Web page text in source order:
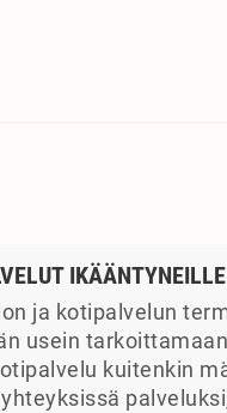
IKÄÄNTYNEILLE
ja kotipalvelun
usein
kuitenkin